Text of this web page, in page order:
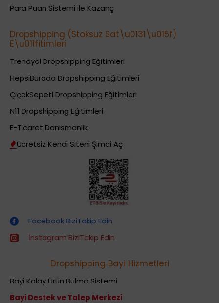
Para Puan Sistemi ile Kazanç
Dropshipping (Stoksuz Sat\u0131\u015f)
E\u011fitimleri
Trendyol Dropshipping Eğitimleri
HepsiBurada Dropshipping Eğitimleri
ÇiçekSepeti Dropshipping Eğitimleri
N11 Dropshipping Eğitimleri
E-Ticaret Danismanlik
Ücretsiz Kendi Siteni Şimdi Aç
Facebook BiziTakip Edin
İnstagram BiziTakip Edin
Dropshipping Bayi Hizmetleri
Bayi Kolay Ürün Bulma Sistemi
Bayi Destek ve Talep Merkezi